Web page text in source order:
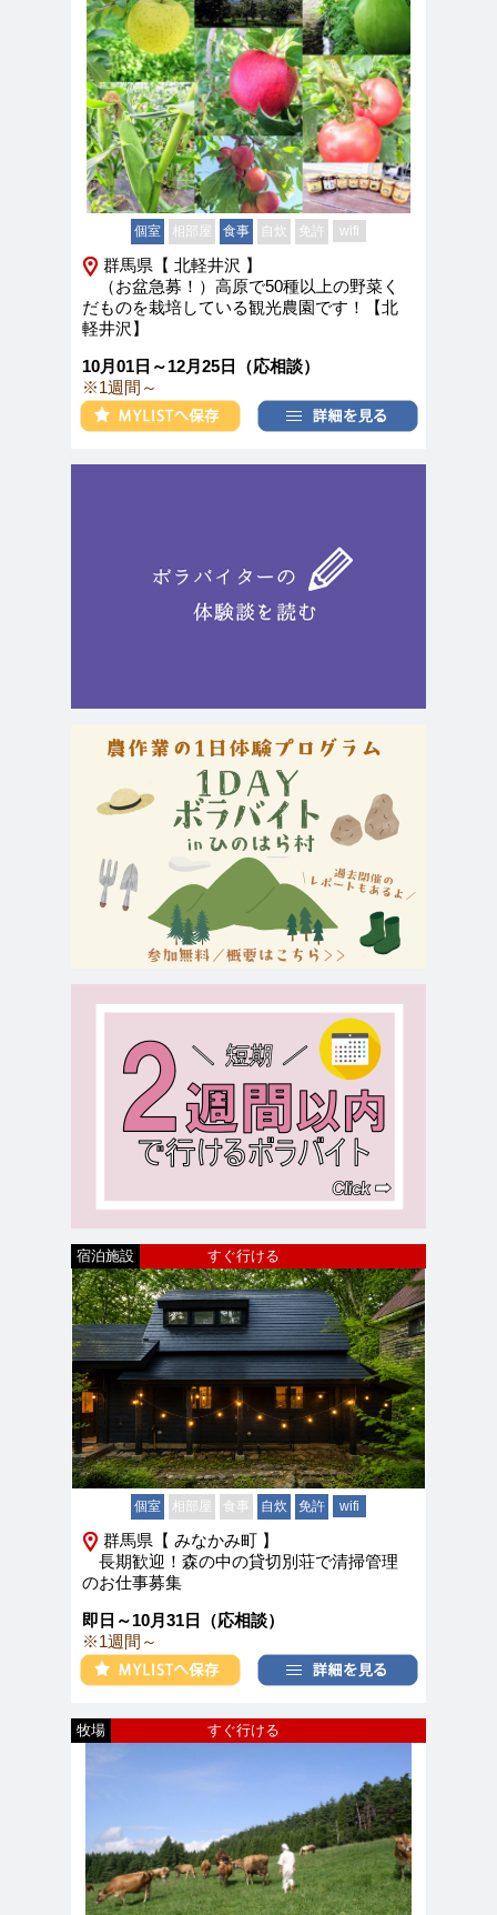
個室 相部屋 食事 自炊 免許 wifi
群馬県【 北軽井沢 】
（お盆急募！）高原で50種以上の野菜く
だものを栽培している観光農園です！【北
軽井沢】
10月01日～12月25日（応相談）
※1週間～
すぐ行ける
宿泊施設
個室 相部屋 食事 自炊 免許 wifi
群馬県【 みなかみ町 】
長期歓迎！森の中の貸切別荘で清掃管理
のお仕事募集
即日～10月31日（応相談）
※1週間～
すぐ行ける
牧場